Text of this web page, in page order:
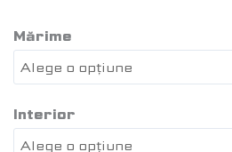
Mărime
Interior